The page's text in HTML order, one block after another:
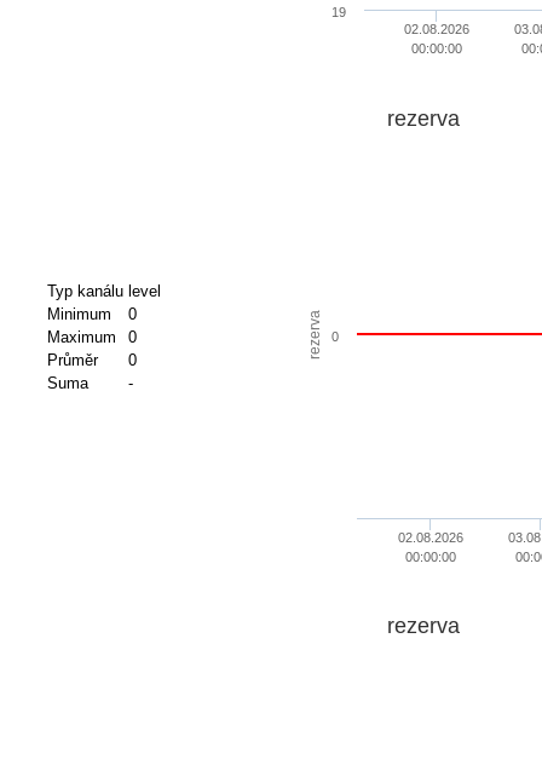
02.08.2026
00:00:00
19
Typ kanálu level
Minimum
0
Maximum
0
Průměr
0
Suma
-
rezerva
rezerva
02.08.2026
00:00:00
0
rezerva